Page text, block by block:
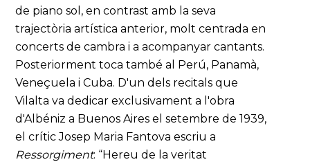
de piano sol, en contrast amb la seva
trajectòria artística anterior, molt centrada en
concerts de cambra i a acompanyar cantants.
Posteriorment toca també al Perú, Panamà,
Veneçuela i Cuba. D'un dels recitals que
Vilalta va dedicar exclusivament a l'obra
d'Albéniz a Buenos Aires el setembre de 1939,
el crític Josep Maria Fantova escriu a
Ressorgiment: “Hereu de la veritat